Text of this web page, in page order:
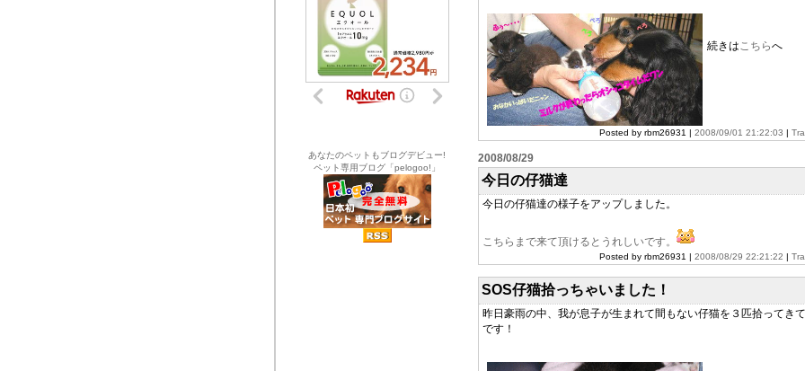
あなたのペットもブログデビュー!
ペット専用ブログ「pelogoo!」
続きはこちらへ
Posted by rbm26931 | 2008/09/01 21:22:03 |
2008/08/29
今日の仔猫達
今日の仔猫達の様子をアップしました。
こちらまで来て頂けるとうれしいです。
Posted by rbm26931 | 2008/08/29 22:21:22 |
SOS仔猫拾っちゃいました！
昨日豪雨の中、我が息子が生まれて間もない仔猫を３匹拾ってき
です！